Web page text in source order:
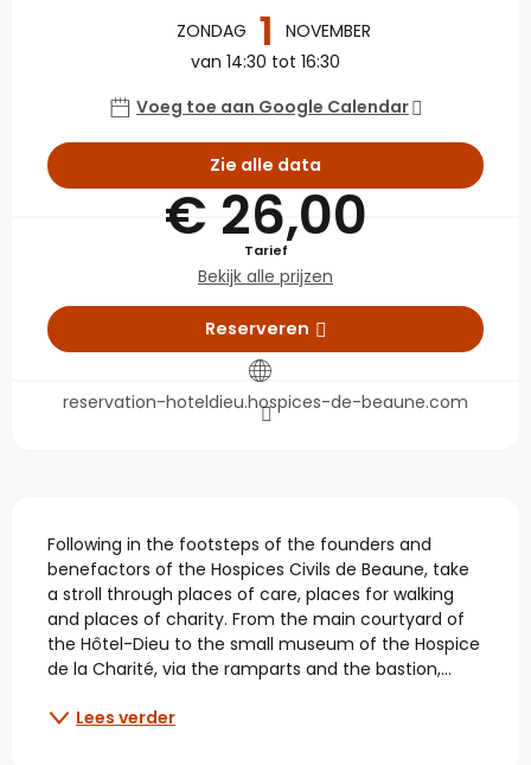
ZONDAG 1
NOVEMBER
van 14:30 tot 16:30
Voeg toe aan Google Calendar
Zie alle data
€ 26,00
Tarief
Bekijk alle prijzen
Reserveren
reservation-hoteldieu.hospices-de-beaune.com
Beschrijving
Following in the footsteps of the founders and
benefactors of the Hospices Civils de Beaune, take
a stroll through places of care, places for walking
and places of charity. From the main courtyard of
the Hôtel-Dieu to the small museum of the Hospice
de la Charité, via the ramparts and the bastion,...
Lees verder